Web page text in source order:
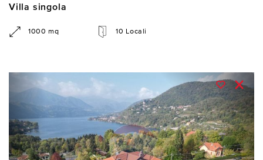
Villa singola
1000 mq 10 Locali